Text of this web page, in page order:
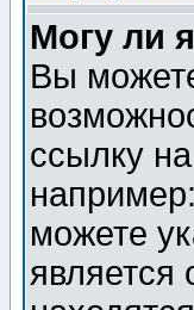
Могу ли
Вы
ссылку
можете
является